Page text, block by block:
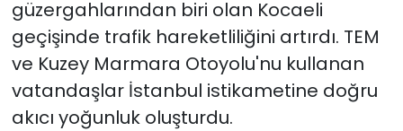
güzergahlarından biri olan Kocaeli
geçişinde trafik hareketliliğini artırdı. TEM
ve Kuzey Marmara Otoyolu'nu kullanan
vatandaşlar İstanbul istikametine doğru
akıcı yoğunluk oluşturdu.